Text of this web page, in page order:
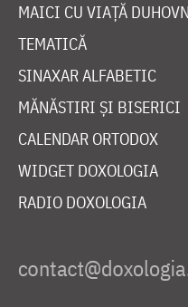
MAICI CU VIAȚĂ
TEMATICĂ
SINAXAR ALFABETIC
MĂNĂSTIRI ȘI BISERICI
CALENDAR ORTODOX
WIDGET DOXOLOGIA
RADIO DOXOLOGIA